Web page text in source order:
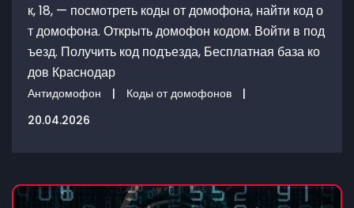
к, 18, — посмотреть коды от домофона, найти код о
т домофона. Открыть домофон кодом. Войти в под
ъезд. Получить код подъезда, Бесплатная база ко
дов Краснодар
Антидомофон | Коды от домофонов
|
20.04.2026